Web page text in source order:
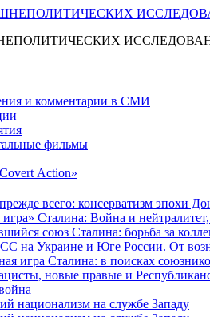
и коммента­рии в СМИ
фильмы
Action»
всего: консерватизм эпохи
Сталина: Война и
союз Сталина: борьба за
на Украине и Юге России. От
игра Сталина: в поисках
новые правые и
национализм на службе Западу